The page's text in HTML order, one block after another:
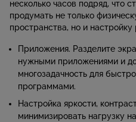
несколько часов подряд, что
продумать не только
пространства, но и
Приложения. Разделите
нужными приложениями и
многозадачность для
программами.
Настройка яркости,
минимизировать нагрузку